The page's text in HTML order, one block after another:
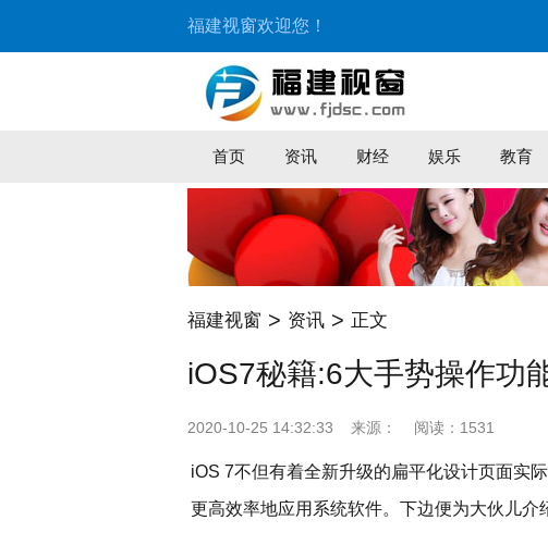
福建视窗欢迎您！
首页 资讯 财经 娱乐 教育
福建视窗 > 资讯 > 正文
iOS7秘籍:6大手势操作功
2020-10-25 14:32:33 来源： 阅读：1531
iOS 7不但有着全新升级的扁平化设计页面实
更高效率地应用系统软件。下边便为大伙儿介